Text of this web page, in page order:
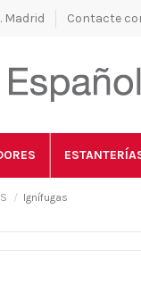
Madrid Contacte
Ignífugas